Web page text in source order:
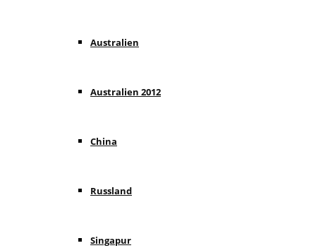
Australien
Australien 2012
China
Russland
Singapur